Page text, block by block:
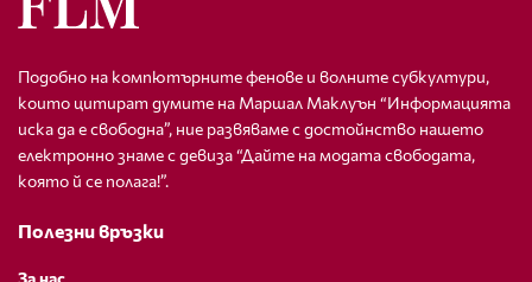
Подобно на компютърните фенове и волните субкултури,
които цитират думите на Маршал Маклуън “Информацията
иска да е свободна”, ние развяваме с достойнство нашето
електронно знаме с девиза “Дайте на модата свободата,
която й се полага!”.
Полезни връзки
За нас